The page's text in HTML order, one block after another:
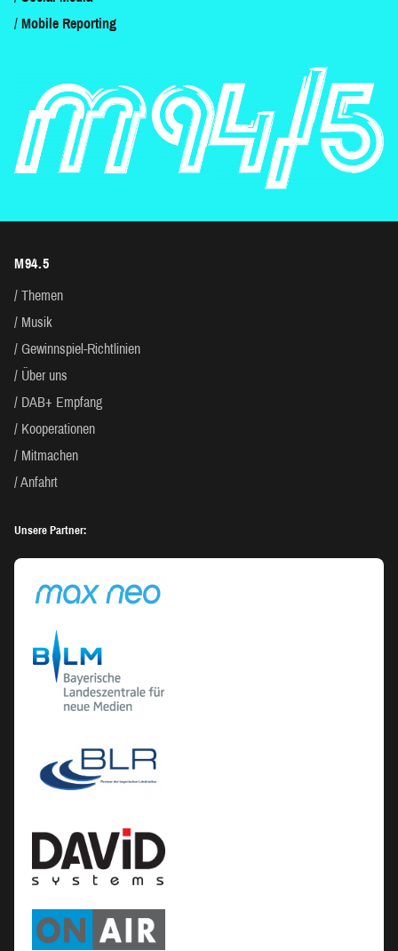
Mobile Reporting
M94.5
Themen
Musik
Gewinnspiel-Richtlinien
Über uns
DAB+ Empfang
Kooperationen
Mitmachen
Anfahrt
Unsere Partner: